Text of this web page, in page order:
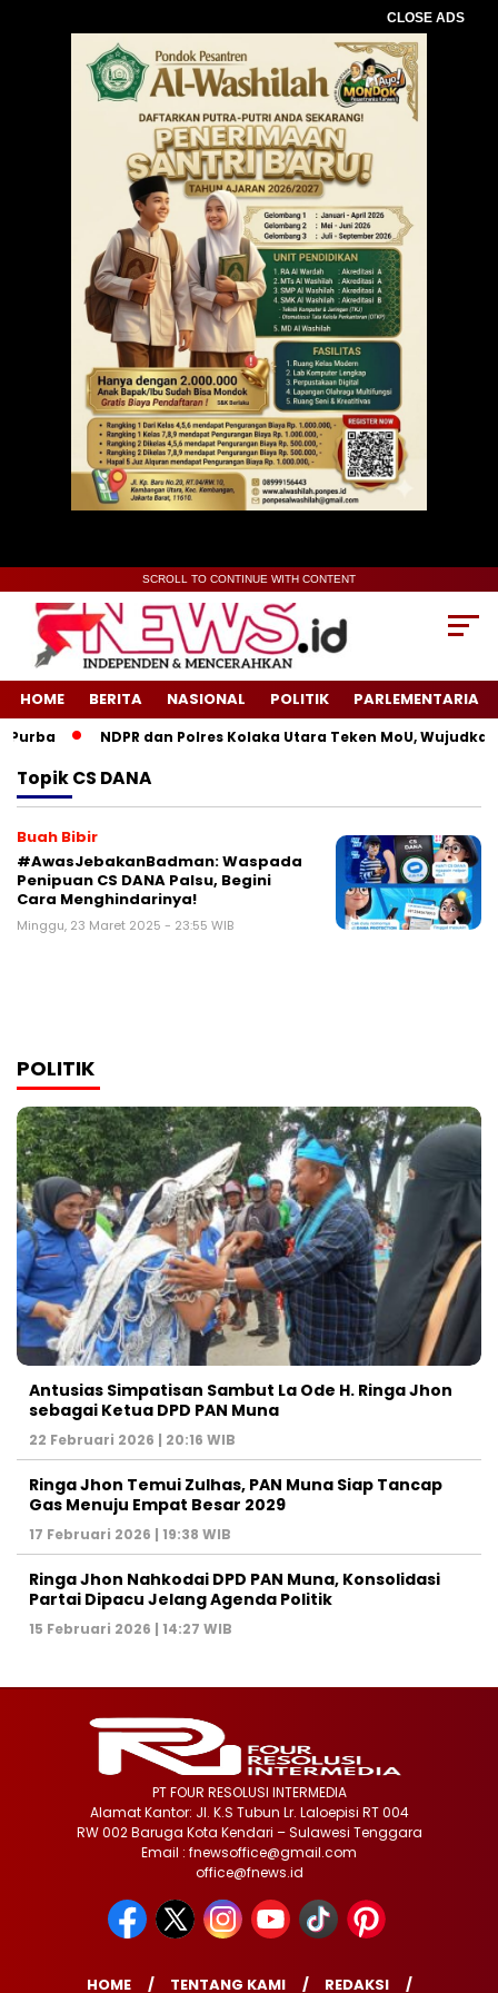
CLOSE ADS
SCROLL TO CONTINUE WITH CONTENT
HOME BERITA NASIONAL POLITIK PARLEMENTARIA
NDPR dan Polres Kolaka Utara Teken MoU,
TopikCS DANA
Buah Bibir
#AwasJebakanBadman: Waspada
Penipuan CS DANA Palsu, Begini
Cara Menghindarinya!
Minggu, 23 Maret 2025 - 23:55 WIB
POLITIK
Antusias Simpatisan Sambut La Ode H. Ringa Jhon
sebagai Ketua DPD PAN Muna
22 Februari 2026 | 20:16 WIB
Ringa Jhon Temui Zulhas, PAN Muna Siap Tancap
Gas Menuju Empat Besar 2029
17 Februari 2026 | 19:38 WIB
Ringa Jhon Nahkodai DPD PAN Muna, Konsolidasi
Partai Dipacu Jelang Agenda Politik
15 Februari 2026 | 14:27 WIB
PT FOUR RESOLUSI INTERMEDIA
Alamat Kantor: Jl. K.S Tubun Lr. Laloepisi RT 004
RW 002 Baruga Kota Kendari – Sulawesi Tenggara
Email : fnewsoffice@gmail.com
office@fnews.id
HOME TENTANG KAMI REDAKSI